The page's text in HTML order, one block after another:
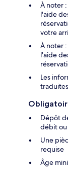
À noter
l'aide
votre
À noter
l'aide
Les
Dépôt
débit ou
Une
requise
Âge